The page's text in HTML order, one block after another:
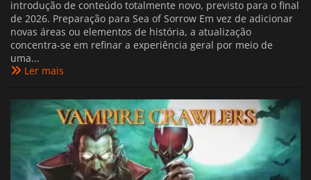
introdução de conteúdo totalmente novo, previsto para o final
de 2026. Preparação para Sea of Sorrow Em vez de adicionar
novas áreas ou elementos de história, a atualização
concentra-se em refinar a experiência geral por meio de
uma...
Ler mais